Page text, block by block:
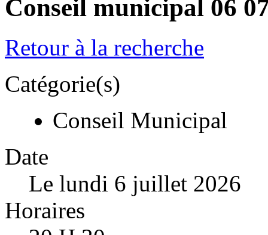
Conseil municipal 06
Retour à la recherche
Catégorie(s)
Conseil Municipal
Date
Le lundi 6 juillet 2026
Horaires